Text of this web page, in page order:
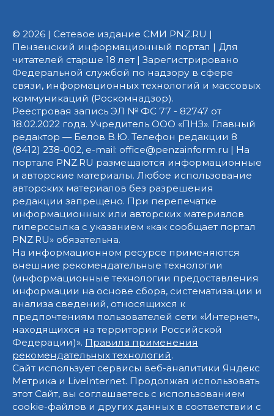
© 2026 | Сетевое издание СМИ PNZ.RU |
Пензенский информационный портал | Для
читателей старше 18 лет | Зарегистрировано
Федеральной службой по надзору в сфере
связи, информационных технологий и массовых
коммуникаций (Роскомнадзор).
Реестровая запись ЭЛ № ФС 77 - 82747 от
18.02.2022 года. Учредитель ООО «ПНЗ». Главный
редактор — Белов В.Ю. Телефон редакции 8
(8412) 238-002, e-mail: office@penzainform.ru | На
портале PNZ.RU размещаются информационные
и авторские материалы. Любое использование
авторских материалов без разрешения
редакции запрещено. При перепечатке
информационных или авторских материалов
гиперссылка с указанием «как сообщает портал
PNZ.RU» обязательна.
На информационном ресурсе применяются
внешние рекомендательные технологии
(информационные технологии предоставления
информации на основе сбора, систематизации и
анализа сведений, относящихся к
предпочтениям пользователей сети «Интернет»,
находящихся на территории Российской
Федерации)». Правила применения
рекомендательных технологий.
Сайт использует сервисы веб-аналитики Яндекс
Метрика и LiveInternet. Продолжая использовать
этот Сайт, вы соглашаетесь с использованием
cookie-файлов и других данных в соответствии с